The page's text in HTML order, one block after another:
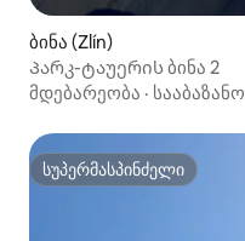
ბინა (Zlín)
Პარკ-ტაუერის ბინა 2
მდებარეობა · სააბაზანო
სუპერმასპინძელი
სუპერმასპინძელი